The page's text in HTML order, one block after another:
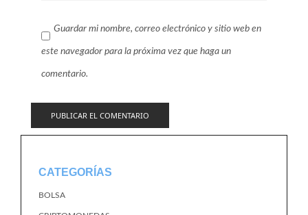
Guardar mi nombre, correo electrónico y sitio web en
este navegador para la próxima vez que haga un
comentario.
CATEGORÍAS
BOLSA